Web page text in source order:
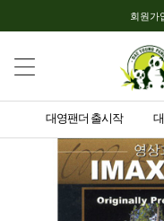
회원가
대영팬더 출시작